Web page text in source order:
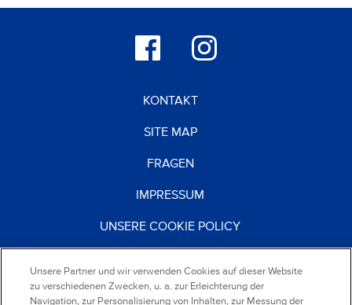
KONTAKT
SITE MAP
FRAGEN
IMPRESSUM
UNSERE COOKIE POLICY
NUTZUNGSBEDINGUNGEN
Unsere Partner und wir verwenden Cookies auf dieser Website
zu verschiedenen Zwecken, u. a. zur Erleichterung der
Navigation, zur Personalisierung von Inhalten, zur Messung der